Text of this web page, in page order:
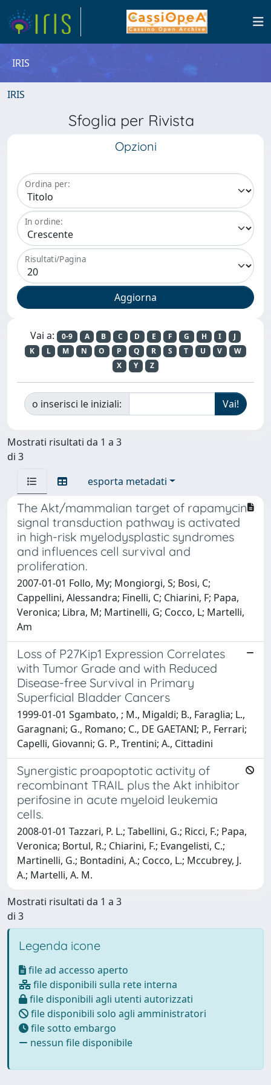
IRIS
IRIS
Sfoglia per Rivista
Opzioni
Ordina per:
In ordine:
Risultati/Pagina
Vai a: 0-9 A B C D E F G H I
J
K
L M N O P Q R S T U V
W
X
Y Z
o inserisci le iniziali:
Mostrati risultati da 1 a 3
di 3
esporta metadati
The Akt/mammalian target of rapamycin
signal transduction pathway is activated
in high-risk myelodysplastic syndromes
and influences cell survival and
proliferation.
2007-01-01 Follo, My; Mongiorgi, S; Bosi, C;
Cappellini, Alessandra; Finelli, C; Chiarini, F; Papa,
Veronica; Libra, M; Martinelli, G; Cocco, L; Martelli,
Am
Loss of P27Kip1 Expression Correlates
with Tumor Grade and with Reduced
Disease-free Survival in Primary
Superficial Bladder Cancers
1999-01-01 Sgambato, ; M., Migaldi; B., Faraglia; L.,
Garagnani; G., Romano; C., DE GAETANI; P., Ferrari;
Capelli, Giovanni; G. P., Trentini; A., Cittadini
Synergistic proapoptotic activity of
recombinant TRAIL plus the Akt inhibitor
perifosine in acute myeloid leukemia
cells.
2008-01-01 Tazzari, P. L.; Tabellini, G.; Ricci, F.; Papa,
Veronica; Bortul, R.; Chiarini, F.; Evangelisti, C.;
Martinelli, G.; Bontadini, A.; Cocco, L.; Mccubrey, J.
A.; Martelli, A. M.
Mostrati risultati da 1 a 3
di 3
Legenda icone
file ad accesso aperto
file disponibili sulla rete interna
file disponibili agli utenti autorizzati
file disponibili solo agli amministratori
file sotto embargo
nessun file disponibile